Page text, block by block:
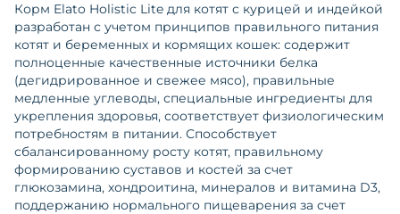
Корм Elato Holistic Lite для котят с курицей и индейкой
разработан с учетом принципов правильного питания
котят и беременных и кормящих кошек: содержит
полноценные качественные источники белка
(дегидрированное и свежее мясо), правильные
медленные углеводы, специальные ингредиенты для
укрепления здоровья, соответствует физиологическим
потребностям в питании. Способствует
сбалансированному росту котят, правильному
формированию суставов и костей за счет
глюкозамина, хондроитина, минералов и витамина D3,
поддержанию нормального пищеварения за счет